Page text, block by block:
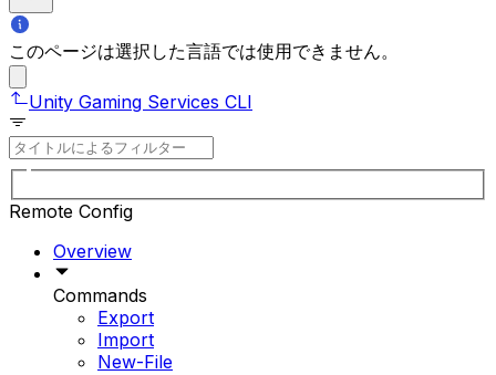
このページは選択した言語では使用できません。
Unity Gaming Services CLI
Remote Config
Overview
Commands
Export
Import
New-File